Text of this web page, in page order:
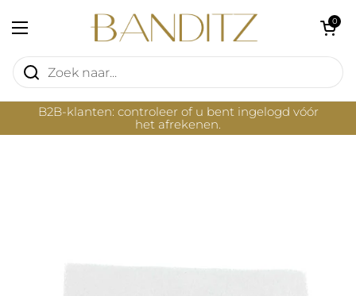
Menu openen
Winkelwagentje
0
B2B-klanten: controleer of u bent ingelogd vóór
het afrekenen.